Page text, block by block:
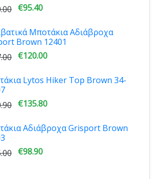
€95.40
Μποτάκια Αδιάβροχα
Brown 12401
€120.00
Lytos Hiker Top Brown 34-
€135.80
Aδιάβροχα Grisport Brown
€98.90